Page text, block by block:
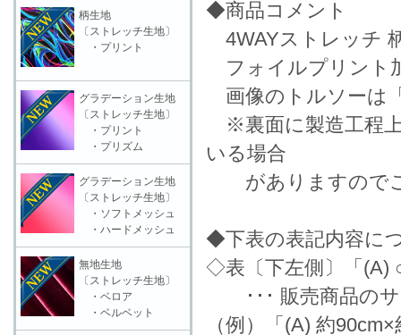
◆商品コメント
4WAYストレッチ
フォイルプリント
画像のトルソーは
※裏面に製造工程
いる場合
がありますのでご
◆下表の表記内容に
◇表〔下左側〕「(A)
･･･ 販売商品のサ
（例）「(A) 約
柄生地
〔ストレッチ生地〕
・プリント
グラデーション生地
〔ストレッチ生地〕
・プリント
・プリズム
グラデーション生地
〔ストレッチ生地〕
・ソフトメッシュ
・ハードメッシュ
無地生地
〔ストレッチ生地〕
・ベロア
・ベルベット